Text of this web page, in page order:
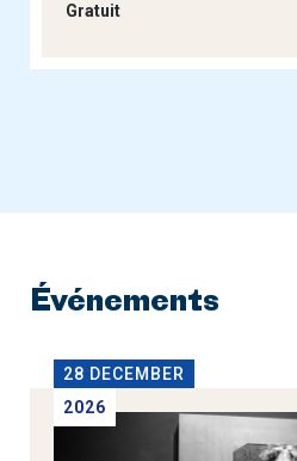
Gratuit
Événements
28 DECEMBER
2026